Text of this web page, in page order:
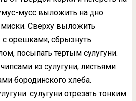
мусс выложить на дно
миски. Сверху выложить
орешками, сбрызнуть
посыпать тертым сулугуни.
из сулугуни, листьями
бородинского хлеба.
сулугуни отрезать тонким